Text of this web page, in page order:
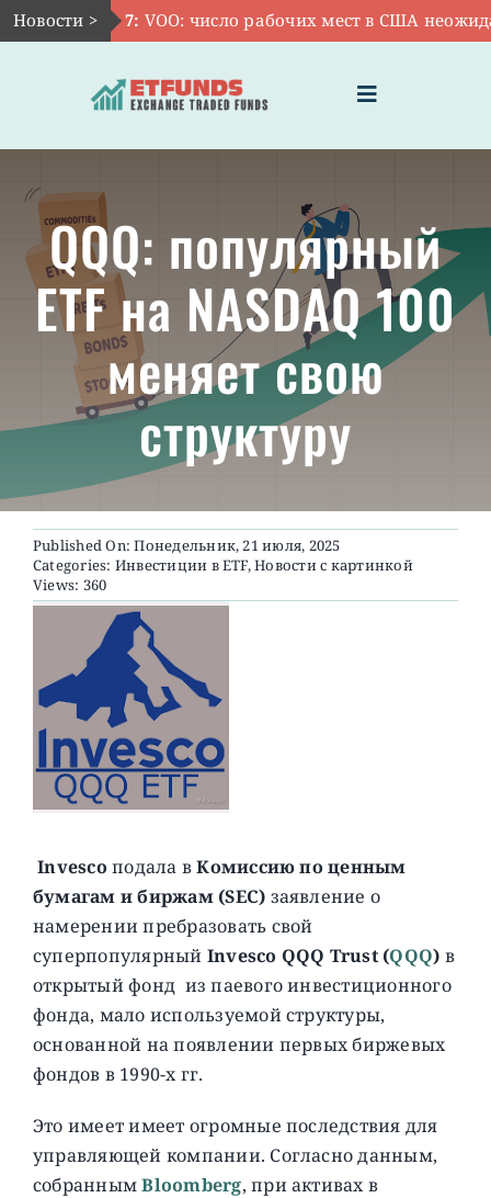
Skip
to
Новости >
Авг 7:VOO: число рабочих мест в США
Toggle
Navigation
ГЛАВНАЯ
ЧТО ТАКОЕ ETF
ИНВЕСТИЦИИ В ETF
ТЕМАТИЧЕСКИЕ ETF
АКТУАЛЬНЫЕ
О ПРОЕКТЕ
QQQ: популярный
ETF на NASDAQ 100
меняет свою
структуру
Published On: Понедельник, 21 июля, 2025
Categories: Инвестиции в ETF,Новости с картинкой
Views: 360
Invesco подала вКомиссию по ценным
бумагам и биржам (SEC) заявление о
намерении пребразовать свой
суперпопулярный Invesco QQQ Trust (QQQ) в
открытый фонд из паевого инвестиционного
фонда, мало используемой структуры,
основанной на появлении первых биржевых
фондов в 1990-х гг.
Это имеет имеет огромные последствия для
управляющей компании. Согласно данным,
собраннымBloomberg, при активах в